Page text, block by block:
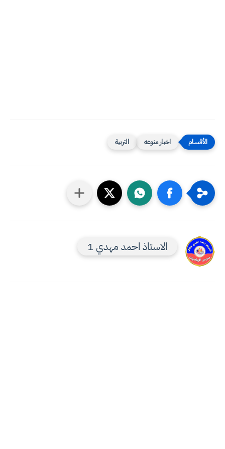
اخبار منوعه التربية
الاستاذ احمد مهدي 1